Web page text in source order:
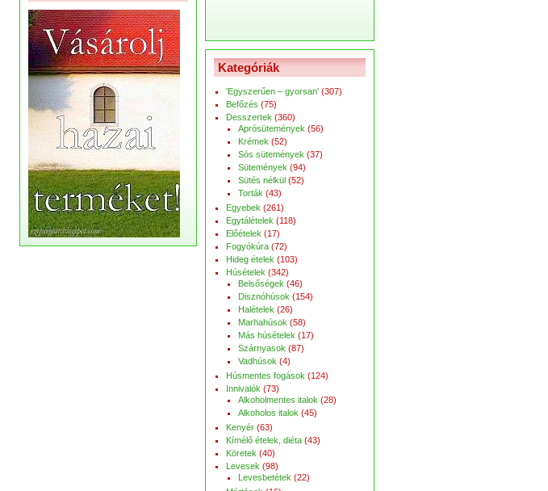
Kategóriák
'Egyszerűen – gyorsan' (307)
Befőzés (75)
Desszertek (360)
Aprósütemények (56)
Krémek (52)
Sós sütemények (37)
Sütemények (94)
Sütés nélkül (52)
Torták (43)
Egyebek (261)
Egytálételek (118)
Előételek (17)
Fogyókúra (72)
Hideg ételek (103)
Húsételek (342)
Belsőségek (46)
Disznóhúsok (154)
Halételek (26)
Marhahúsok (58)
Más húsételek (17)
Szárnyasok (87)
Vadhúsok (4)
Húsmentes fogások (124)
Innivalók (73)
Alkoholmentes italok (28)
Alkoholos italok (45)
Kenyér (63)
Kímélő ételek, diéta (43)
Köretek (40)
Levesek (98)
Levesbetétek (22)